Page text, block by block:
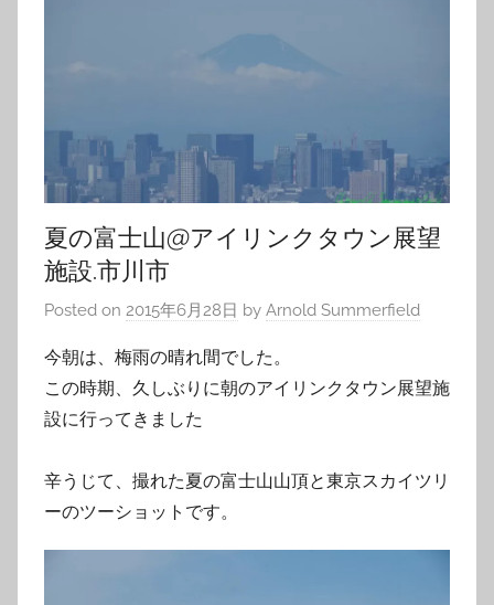
夏の富士山@アイリンクタウン展望
施設.市川市
Posted on 2015年6月28日 by Arnold Summerfield
今朝は、梅雨の晴れ間でした。
この時期、久しぶりに朝のアイリンクタウン展望施
設に行ってきました
辛うじて、撮れた夏の富士山山頂と東京スカイツリ
ーのツーショットです。